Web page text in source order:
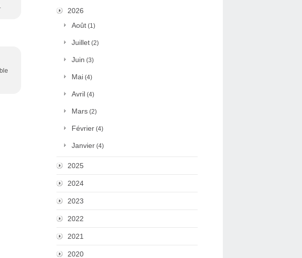
2026
Août (1)
Juillet (2)
Juin (3)
Mai (4)
Avril (4)
Mars (2)
Février (4)
Janvier (4)
2025
2024
2023
2022
2021
2020